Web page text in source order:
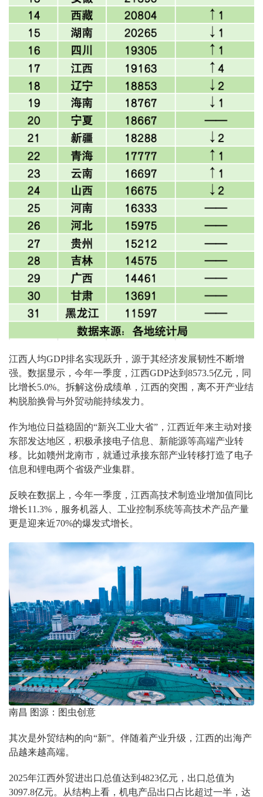
江西人均GDP排名实现跃升，源于其经济发展韧性不断增
强。数据显示，今年一季度，江西GDP达到8573.5亿元，同
比增长5.0%。拆解这份成绩单，江西的突围，离不开产业结
构脱胎换骨与外贸动能持续发力。
作为地位日益稳固的“新兴工业大省”，江西近年来主动对接
东部发达地区，积极承接电子信息、新能源等高端产业转
移。比如赣州龙南市，就通过承接东部产业转移打造了电子
信息和锂电两个省级产业集群。
反映在数据上，今年一季度，江西高技术制造业增加值同比
增长11.3%，服务机器人、工业控制系统等高技术产品产量
更是迎来近70%的爆发式增长。
南昌 图源：图虫创意
其次是外贸结构的向“新”。伴随着产业升级，江西的出海产
品越来越高端。
2025年江西外贸进出口总值达到4823亿元，出口总值为
3097.8亿元。从结构上看，机电产品出口占比超过一半，达